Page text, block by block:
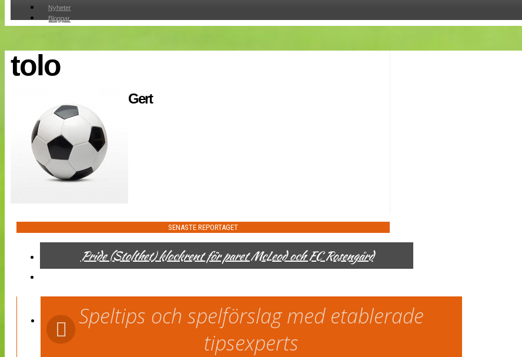
Nyheter
Bloggar
Cuper
Medlemmar
Medlemsbilder
Split vision
Nyheter
Bloggar
Lagen
Webb-TV
Split vision
tolo
Gert
SENASTE REPORTAGET
Pride (Stolthet) klockrent för paret McLeod och FC Rosengård
Speltips och spelförslag med etablerade
tipsexperts